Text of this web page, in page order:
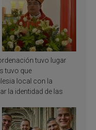
tuvo lugar
tuvo que
local con la
la identidad de las